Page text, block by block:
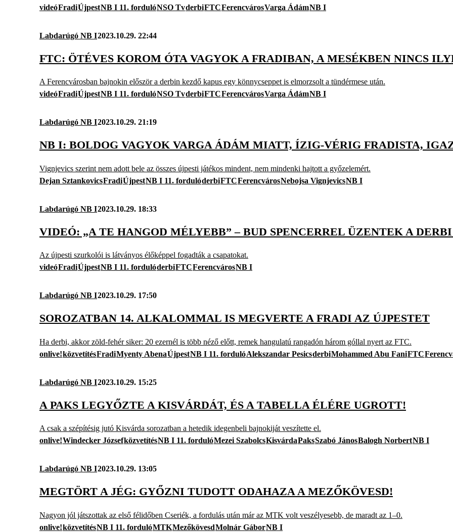
videóFradiÚjpestNB I 11. fordulóNSO TvderbiFTCFerencvárosVarga ÁdámNB I
Labdarúgó NB I2023.10.29. 22:44
FTC: ÖTÉVES KOROM ÓTA VAGYOK A FRADIBAN, A MESÉKBEN NINCS
A Ferencvárosban bajnokin először a derbin kezdő kapus egy könnycseppet is elmorzsolt a tündérmese után.
videóFradiÚjpestNB I 11. fordulóNSO TvderbiFTCFerencvárosVarga ÁdámNB I
Labdarúgó NB I2023.10.29. 21:19
NB I: BOLDOG VAGYOK VARGA ÁDÁM MIATT, ÍZIG-VÉRIG FRADISTA,
Vignjevics szerint nem adott bele az összes újpesti játékos mindent, nem mindenki hajtott a győzelemért.
Dejan SztankovicsFradiÚjpestNB I 11. fordulóderbiFTCFerencvárosNebojsa VignjevicsNB I
Labdarúgó NB I2023.10.29. 18:33
VIDEÓ: „A TE HANGOD MÉLYEBB” – BUD SPENCERREL ÜZENTEK A
Az újpesti szurkolói is látványos élőképpel fogadták a csapatokat.
videóFradiÚjpestNB I 11. fordulóderbiFTCFerencvárosNB I
Labdarúgó NB I2023.10.29. 17:50
SOROZATBAN 14. ALKALOMMAL IS MEGVERTE A FRADI AZ ÚJPESTET
Ha derbi, akkor zöld-fehér siker: 20 ezernél is több néző előtt, remek hangulatú rangadón három góllal nyert az FTC.
onlive!közvetítésFradiMyenty AbenaÚjpestNB I 11. fordulóAlekszandar PesicsderbiMohammed Abu FaniFTC
Labdarúgó NB I2023.10.29. 15:25
A PAKS LEGYŐZTE A KISVÁRDÁT, ÉS A TABELLA ÉLÉRE UGROTT!
A csak a szépítésig jutó Kisvárda sorozatban a hetedik idegenbeli bajnokiját veszítette el.
onlive!Windecker JózsefközvetítésNB I 11. fordulóMezei SzabolcsKisvárdaPaksSzabó JánosBalogh NorbertNB I
Labdarúgó NB I2023.10.29. 13:05
MEGTÖRT A JÉG: GYŐZNI TUDOTT ODAHAZA A MEZŐKÖVESD!
Nagyon jól játszottak az első félidőben Cseriék, a fordulás után már az MTK volt veszélyesebb, de maradt az 1–0.
onlive!közvetítésNB I 11. fordulóMTKMezőkövesdMolnár GáborNB I